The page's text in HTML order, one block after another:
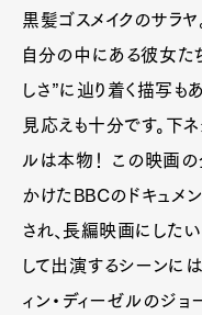
黒髪ゴスメイクのサラヤ
自分の中にある彼女た
しさ”に辿り着く描写も
見応えも十分です。下
ルは本物！ この映画
かけたBBCのドキュメ
され、長編映画にした
して出演するシーンに
ィン・ディーゼルのジ